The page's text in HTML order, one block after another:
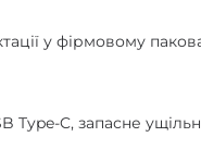
у фірмовому
C, запасне